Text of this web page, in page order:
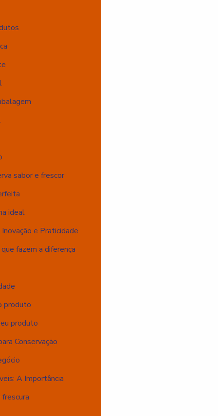
sabor e frescor
ideal
e Praticidade
fazem a diferença
produto
produto
Conservação
A Importância